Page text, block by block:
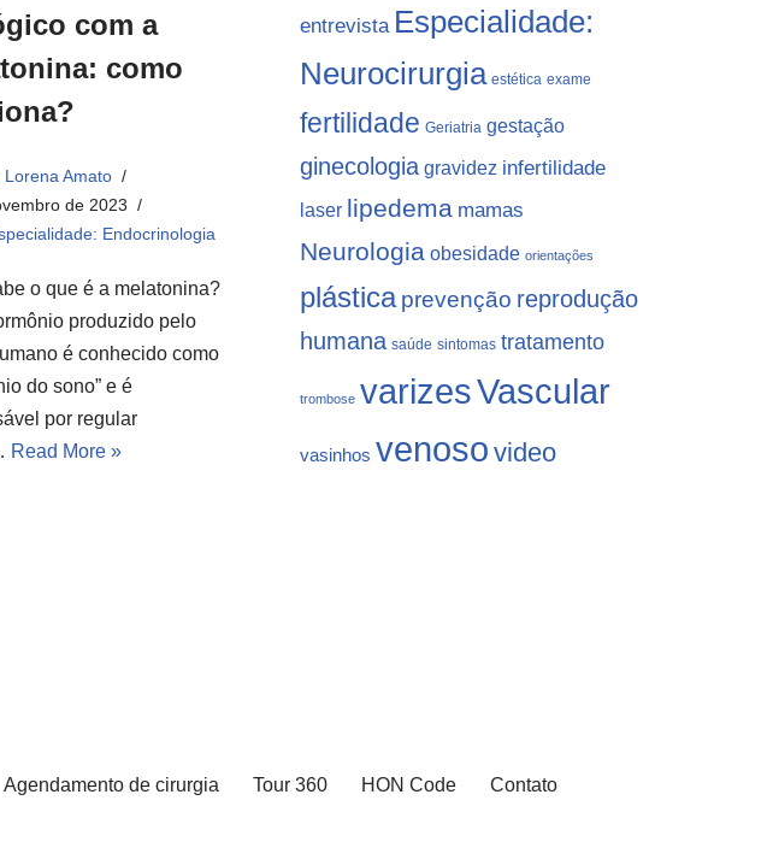
com a
como
Lorena Amato
de 2023
Endocrinologia
o que é a melatonina?
produzido pelo
é conhecido como
do sono” e é
por regular
Read More »
entrevista Especialidade:
Neurocirurgia estética exame
fertilidade Geriatria gestação
ginecologia gravidez infertilidade
laser lipedema mamas
Neurologia obesidade orientações
plástica prevenção reprodução
humana saúde sintomas tratamento
trombose varizesVascular
vasinhos venoso video
Agendamento de cirurgia Tour 360 HON Code Contato